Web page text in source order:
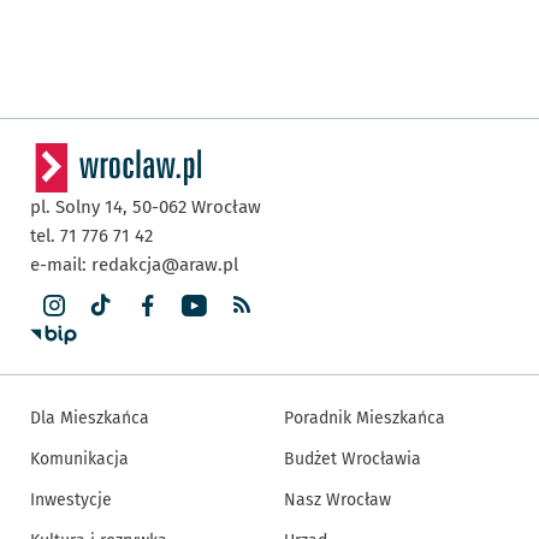
pl. Solny 14, 50-062 Wrocław
tel. 71 776 71 42
e-mail: redakcja@araw.pl
Dla Mieszkańca
Komunikacja
Inwestycje
Poradnik Mieszkańca
Budżet Wrocławia
Nasz Wrocław